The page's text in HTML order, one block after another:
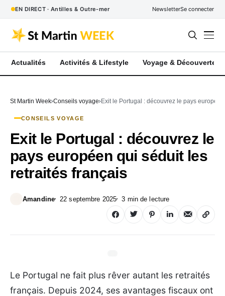
EN DIRECT · Antilles & Outre-mer NewsletterSe connecter
Actualités Activités & Lifestyle Voyage & Découverte
St Martin Week Conseils voyage Exit le Portugal : découvrez le pays
CONSEILS VOYAGE
Exit le Portugal : découvrez le
pays européen qui séduit les
retraités français
Amandine 22 septembre 2025 3 min de lecture
Le Portugal ne fait plus rêver autant les retraités
français. Depuis 2024, ses avantages fiscaux ont